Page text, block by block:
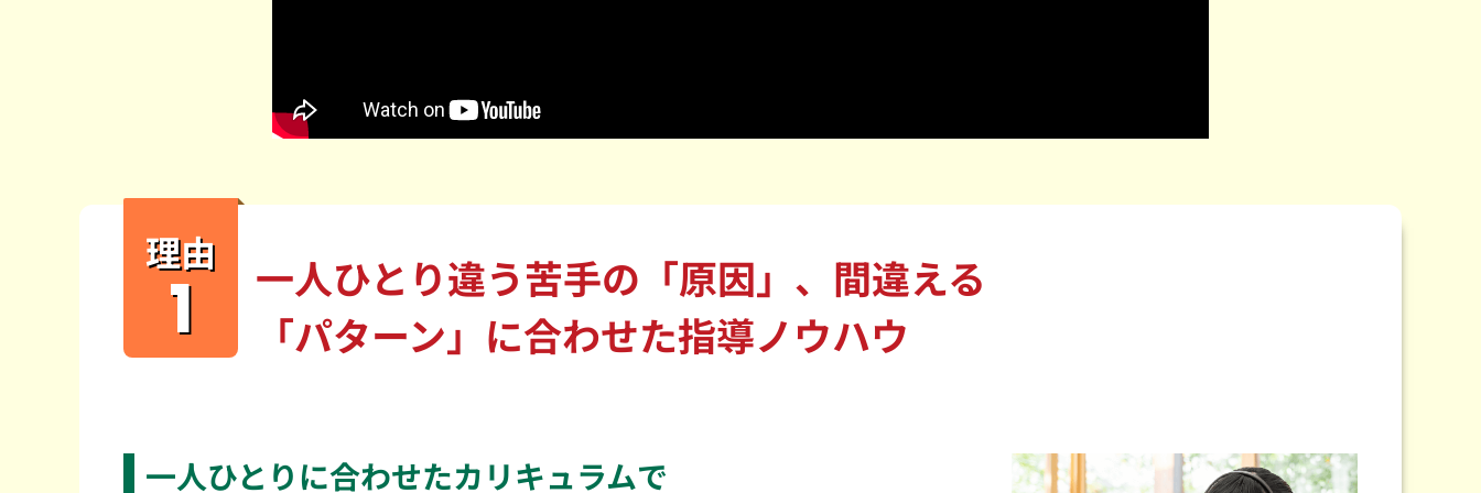
理由
1
一人ひとり違う苦手の「原因」、間違える
「パターン」に合わせた指導ノウハウ
一人ひとりに合わせたカリキュラムで